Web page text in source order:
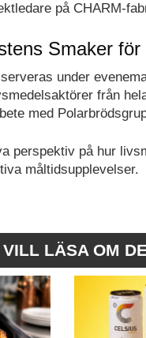
på CHARM-
Smaker för
under
från
med
perspektiv på hur
måltidsupplevelser.
LÄSA OM